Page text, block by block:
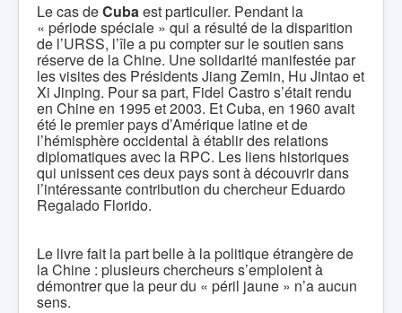
Le cas deCubaest particulier. Pendant la
« période spéciale » qui a résulté de la disparition
de l’URSS, l’île a pu compter sur le soutien sans
réserve de la Chine. Une solidarité manifestée par
les visites des Présidents Jiang Zemin, Hu Jintao et
Xi Jinping. Pour sa part, Fidel Castro s’était rendu
en Chine en 1995 et 2003. Et Cuba, en 1960 avait
été le premier pays d’Amérique latine et de
l’hémisphère occidental à établir des relations
diplomatiques avec la RPC. Les liens historiques
qui unissent ces deux pays sont à découvrir dans
l’intéressante contribution du chercheur Eduardo
Regalado Florido.
Le livre fait la part belle à la politique étrangère de
la Chine : plusieurs chercheurs s’emploient à
démontrer que la peur du « péril jaune » n’a aucun
sens.